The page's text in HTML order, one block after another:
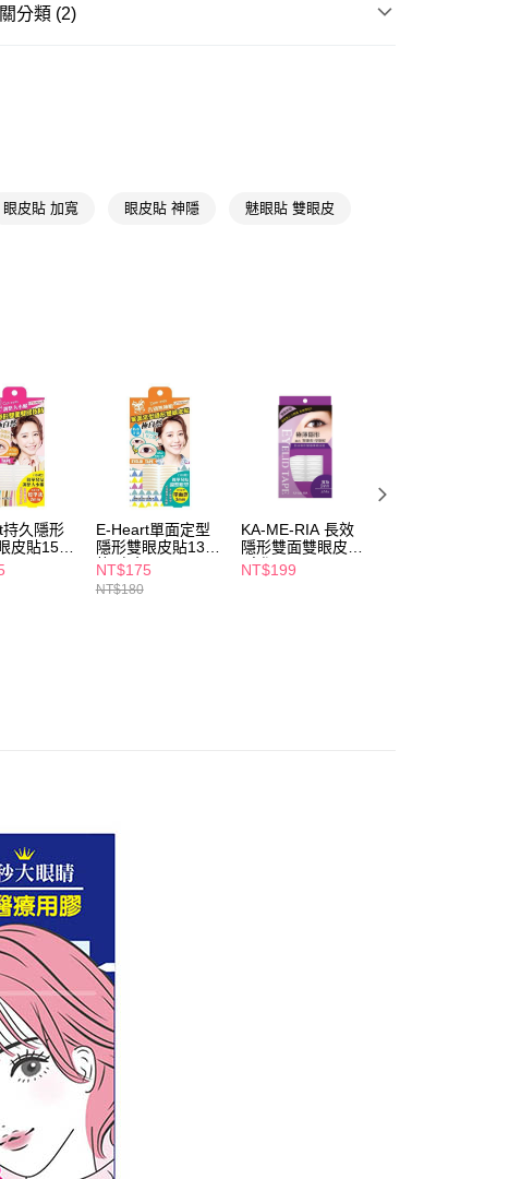
享後付
享後付是「在收到商品之後才付款」的支付方式。 讓您購物簡單
帳方式選擇「AFTEE先享後付」後，將跳轉至「AFTEE先享後
成功／繳費後需取消欲退款等相關疑問，請聯繫「AFTEE先享後
援中心」
https://netprotections.freshdesk.com/support/home
項】
由恩沛科技股份有限公司提供之「AFTEE先享後付」服務完成之
依本服務之必要範圍內提供個人資料，並將交易相關給付款項請
讓予恩沛科技股份有限公司。
個人資料處理事宜，請瀏覽以下網址：
terms/#terms3
年的使用者請事先徵得法定代理人或監護人之同意方可使用
先享後付」，若未經同意申辦者引起之損失，本公司不負相關責
，滿NT$390(含以上)免運費
爾富取貨
，滿NT$490(含以上)免運費
付款
，滿NT$490(含以上)免運費
11取貨
，滿NT$490(含以上)免運費
分類 (2)
眼皮貼 加寬 眼皮貼 神隱 魅眼貼 雙眼皮
久隱形
皮貼156
E-Heart單面定型
隱形雙眼皮貼132
枚-膚色
NT$175
NT$180
KA-ME-RIA 長效
隱形雙面雙眼皮貼
(寬版 3mm)
NT$199